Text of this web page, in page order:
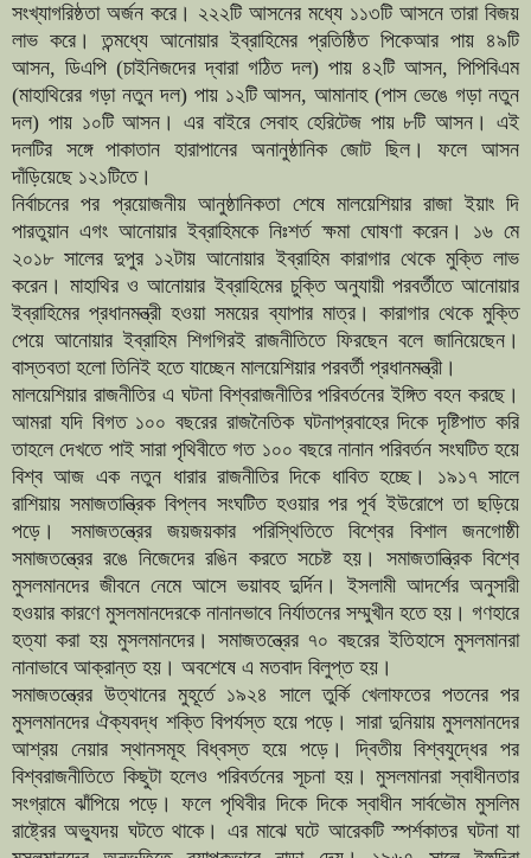
সংখ্যাগরিষ্ঠতা অর্জন করে। ২২২টি আসনের মধ্যে ১১৩টি আসনে তারা বিজয়
লাভ করে। তন্মধ্যে আনোয়ার ইব্রাহিমের প্রতিষ্ঠিত পিকেআর পায় ৪৯টি
আসন, ডিএপি (চাইনিজদের দ্বারা গঠিত দল) পায় ৪২টি আসন, পিপিবিএম
(মাহাথিরের গড়া নতুন দল) পায় ১২টি আসন, আমানাহ (পাস ভেঙে গড়া নতুন
দল) পায় ১০টি আসন। এর বাইরে সেবাহ হেরিটেজ পায় ৮টি আসন। এই
দলটির সঙ্গে পাকাতান হারাপানের অনানুষ্ঠানিক জোট ছিল। ফলে আসন
দাঁড়িয়েছে ১২১টিতে।
নির্বাচনের পর প্রয়োজনীয় আনুষ্ঠানিকতা শেষে মালয়েশিয়ার রাজা ইয়াং দি
পারতুয়ান এগং আনোয়ার ইব্রাহিমকে নিঃশর্ত ক্ষমা ঘোষণা করেন। ১৬ মে
২০১৮ সালের দুপুর ১২টায় আনোয়ার ইব্রাহিম কারাগার থেকে মুক্তি লাভ
করেন। মাহাথির ও আনোয়ার ইব্রাহিমের চুক্তি অনুযায়ী পরবর্তীতে আনোয়ার
ইব্রাহিমের প্রধানমন্ত্রী হওয়া সময়ের ব্যাপার মাত্র। কারাগার থেকে মুক্তি
পেয়ে আনোয়ার ইব্রাহিম শিগগিরই রাজনীতিতে ফিরছেন বলে জানিয়েছেন।
বাস্তবতা হলো তিনিই হতে যাচ্ছেন মালয়েশিয়ার পরবর্তী প্রধানমন্ত্রী।
মালয়েশিয়ার রাজনীতির এ ঘটনা বিশ্বরাজনীতির পরিবর্তনের ইঙ্গিত বহন করছে।
আমরা যদি বিগত ১০০ বছরের রাজনৈতিক ঘটনাপ্রবাহের দিকে দৃষ্টিপাত করি
তাহলে দেখতে পাই সারা পৃথিবীতে গত ১০০ বছরে নানান পরিবর্তন সংঘটিত হয়ে
বিশ্ব আজ এক নতুন ধারার রাজনীতির দিকে ধাবিত হচ্ছে। ১৯১৭ সালে
রাশিয়ায় সমাজতান্ত্রিক বিপ্লব সংঘটিত হওয়ার পর পূর্ব ইউরোপে তা ছড়িয়ে
পড়ে। সমাজতন্ত্রের জয়জয়কার পরিস্থিতিতে বিশ্বের বিশাল জনগোষ্ঠী
সমাজতন্ত্রের রঙে নিজেদের রঙিন করতে সচেষ্ট হয়। সমাজতান্ত্রিক বিশ্বে
মুসলমানদের জীবনে নেমে আসে ভয়াবহ দুর্দিন। ইসলামী আদর্শের অনুসারী
হওয়ার কারণে মুসলমানদেরকে নানানভাবে নির্যাতনের সম্মুখীন হতে হয়। গণহারে
হত্যা করা হয় মুসলমানদের। সমাজতন্ত্রের ৭০ বছরের ইতিহাসে মুসলমানরা
নানাভাবে আক্রান্ত হয়। অবশেষে এ মতবাদ বিলুপ্ত হয়।
সমাজতন্ত্রের উত্থানের মুহূর্তে ১৯২৪ সালে তুর্কি খেলাফতের পতনের পর
মুসলমানদের ঐক্যবদ্ধ শক্তি বিপর্যস্ত হয়ে পড়ে। সারা দুনিয়ায় মুসলমানদের
আশ্রয় নেয়ার স্থানসমূহ বিধ্বস্ত হয়ে পড়ে। দ্বিতীয় বিশ্বযুদ্ধের পর
বিশ্বরাজনীতিতে কিছুটা হলেও পরিবর্তনের সূচনা হয়। মুসলমানরা স্বাধীনতার
সংগ্রামে ঝাঁপিয়ে পড়ে। ফলে পৃথিবীর দিকে দিকে স্বাধীন সার্বভৌম মুসলিম
রাষ্ট্রের অভ্যুদয় ঘটতে থাকে। এর মাঝে ঘটে আরেকটি স্পর্শকাতর ঘটনা যা